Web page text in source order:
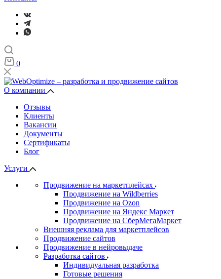
0
О компании
Отзывы
Клиенты
Вакансии
Документы
Сертификаты
Блог
Услуги
Продвижение на маркетплейсах
Продвижение на Wildberries
Продвижение на Ozon
Продвижение на Яндекс Маркет
Продвижение на СберМегаМаркет
Внешняя реклама для маркетплейсов
Продвижение сайтов
Продвижение в нейровыдаче
Разработка сайтов
Индивидуальная разработка
Готовые решения